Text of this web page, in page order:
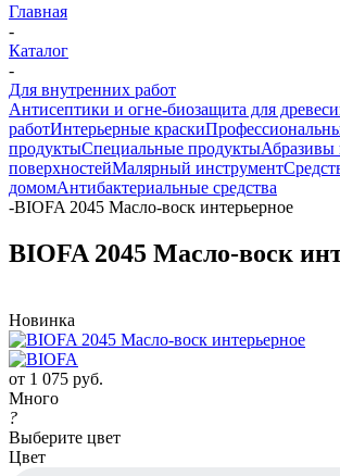
Главная
-
Каталог
-
Для внутренних работ
Антисептики и огне-биозащита для
работИнтерьерные краски
продуктыСпециальные продуктыАбразивы
поверхностейМалярный инструмент
домомАнтибактериальные средства
-BIOFA 2045 Масло-воск интерьерное
BIOFA 2045 Масло-воск
Новинка
от 1 075 руб.
Много
?
Выберите цвет
Цвет